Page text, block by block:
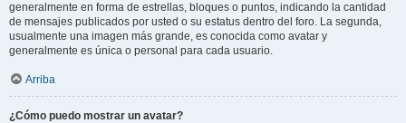
generalmente en forma de estrellas, bloques o puntos, indicando la cantidad
de mensajes publicados por usted o su estatus dentro del foro. La segunda,
usualmente una imagen más grande, es conocida como avatar y
generalmente es única o personal para cada usuario.
Arriba
¿Cómo puedo mostrar un avatar?